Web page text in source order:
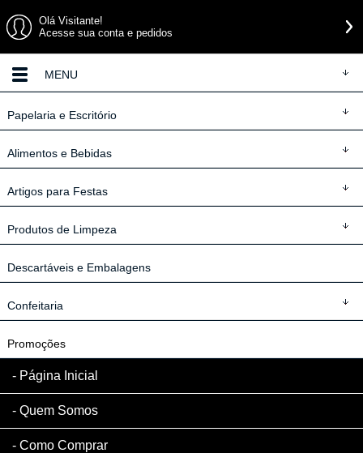
Olá Visitante!
Acesse sua conta e pedidos
MENU
Papelaria e Escritório
Alimentos e Bebidas
Artigos para Festas
Produtos de Limpeza
Descartáveis e Embalagens
Confeitaria
Promoções
Página Inicial
Quem Somos
Como Comprar